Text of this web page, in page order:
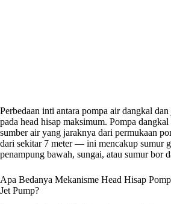
Perbedaan inti antara pompa air dangkal
pada head hisap maksimum. Pompa
sumber air yang jaraknya dari permukaan
dari sekitar 7 meter — ini mencakup sumur
penampung bawah, sungai, atau sumur bor
Apa Bedanya Mekanisme Head Hisap
Jet Pump?